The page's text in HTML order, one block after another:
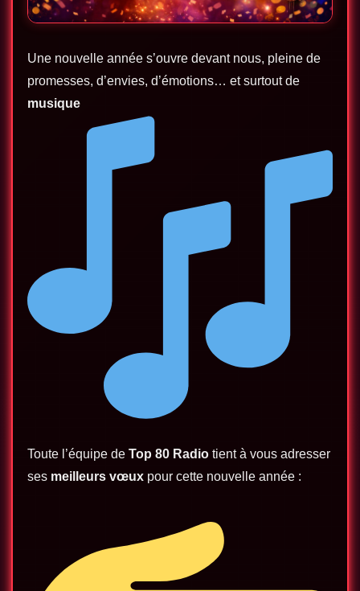
Une nouvelle année s’ouvre devant nous, pleine de
promesses, d’envies, d’émotions… et surtout de
musique
Toute l’équipe de Top 80 Radio tient à vous adresser
ses meilleurs vœux pour cette nouvelle année :